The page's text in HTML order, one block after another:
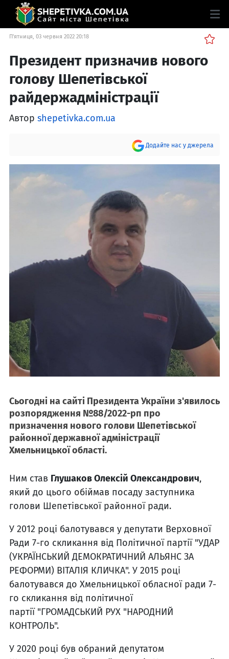
П'ятниця, 03 червня 2022 20:18
Президент призначив нового
голову Шепетівської
райдержадміністрації
Автор shepetivka.com.ua
Додайте нас у джерела
Сьогодні на сайті Президента України з'явилось
розпорядження №88/2022-рп про
призначення нового голови Шепетівської
районної державної адміністрації
Хмельницької області.
Ним став Глушаков Олексій Олександрович,
який до цього обіймав посаду заступника
голови Шепетівської районної ради.
У 2012 році балотувався у депутати Верховної
Ради 7-го скликання від Політичної партії "УДАР
(УКРАЇНСЬКИЙ ДЕМОКРАТИЧНИЙ АЛЬЯНС ЗА
РЕФОРМИ) ВІТАЛІЯ КЛИЧКА". У 2015 році
балотувався до Хмельницької обласної ради 7-
го скликання від політичної
партії "ГРОМАДСЬКИЙ РУХ "НАРОДНИЙ
КОНТРОЛЬ".
У 2020 році був обраний депутатом